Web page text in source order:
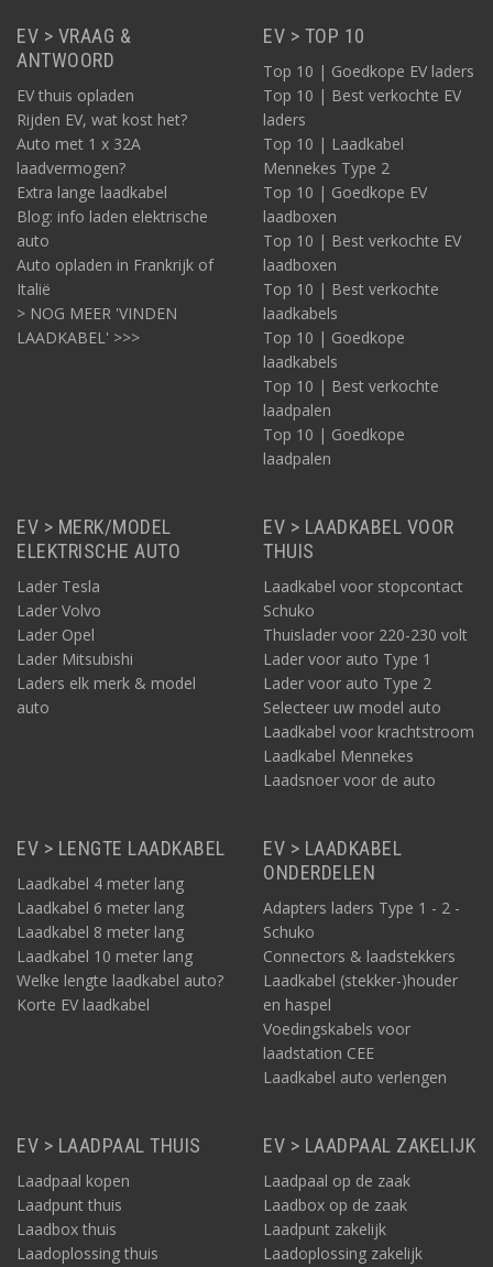
EV > VRAAG &
ANTWOORD
EV thuis opladen
Rijden EV, wat kost het?
Auto met 1 x 32A
laadvermogen?
Extra lange laadkabel
Blog: info laden elektrische
auto
Auto opladen in Frankrijk of
Italië
> NOG MEER 'VINDEN
LAADKABEL' >>>
EV > TOP 10
Top 10 | Goedkope EV laders
Top 10 | Best verkochte EV
laders
Top 10 | Laadkabel
Mennekes Type 2
Top 10 | Goedkope EV
laadboxen
Top 10 | Best verkochte EV
laadboxen
Top 10 | Best verkochte
laadkabels
Top 10 | Goedkope
laadkabels
Top 10 | Best verkochte
laadpalen
Top 10 | Goedkope
laadpalen
EV > MERK/MODEL
ELEKTRISCHE AUTO
Lader Tesla
Lader Volvo
Lader Opel
Lader Mitsubishi
Laders elk merk & model
auto
EV > LAADKABEL VOOR
THUIS
Laadkabel voor stopcontact
Schuko
Thuislader voor 220-230 volt
Lader voor auto Type 1
Lader voor auto Type 2
Selecteer uw model auto
Laadkabel voor krachtstroom
Laadkabel Mennekes
Laadsnoer voor de auto
EV > LENGTE LAADKABEL
Laadkabel 4 meter lang
Laadkabel 6 meter lang
Laadkabel 8 meter lang
Laadkabel 10 meter lang
Welke lengte laadkabel auto?
Korte EV laadkabel
EV > LAADKABEL
ONDERDELEN
Adapters laders Type 1 - 2 -
Schuko
Connectors & laadstekkers
Laadkabel (stekker-)houder
en haspel
Voedingskabels voor
laadstation CEE
Laadkabel auto verlengen
EV > LAADPAAL THUIS
Laadpaal kopen
Laadpunt thuis
Laadbox thuis
Laadoplossing thuis
EV > LAADPAAL ZAKELIJK
Laadpaal op de zaak
Laadbox op de zaak
Laadpunt zakelijk
Laadoplossing zakelijk